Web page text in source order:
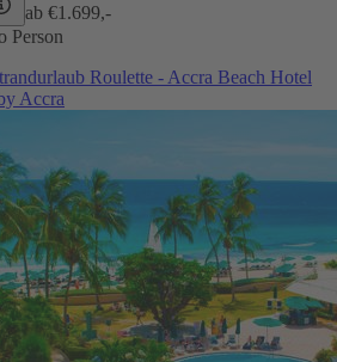
ab €1.699,-
Person
Roulette - Accra Beach Hotel
Accra